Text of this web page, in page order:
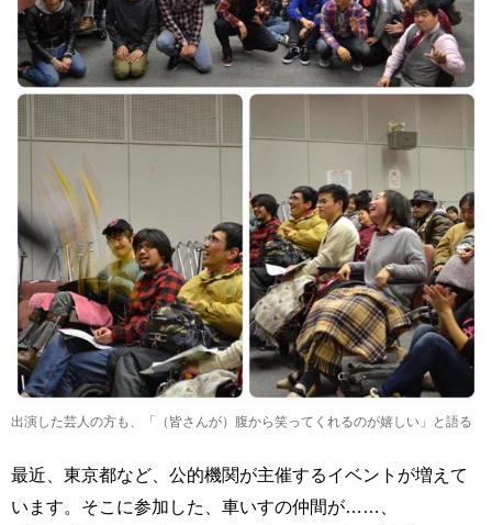
出演した芸人の方も、「（皆さんが）腹から笑ってくれるのが嬉しい」と語る
最近、東京都など、公的機関が主催するイベントが増えて
います。そこに参加した、車いすの仲間が……、